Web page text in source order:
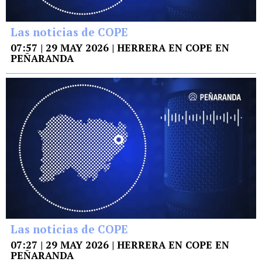
Las noticias de COPE
07:57 | 29 MAY 2026 | HERRERA EN COPE EN
PEÑARANDA
Las noticias de COPE
07:27 | 29 MAY 2026 | HERRERA EN COPE EN
PEÑARANDA